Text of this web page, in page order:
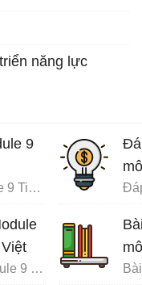
năng lực
9
Bài tập cuối khóa Module 9 Tiểu Học đầy đủ
Đáp án trắc nghiệm Module 9 Tiểu học